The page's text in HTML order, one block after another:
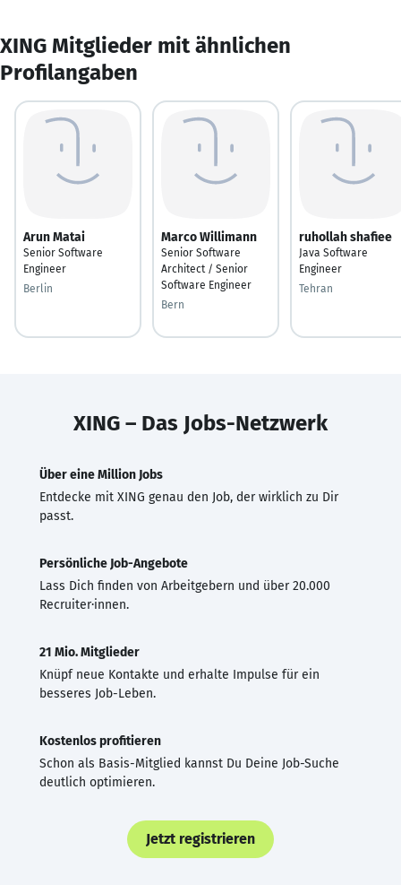
XING Mitglieder mit ähnlichen
Profilangaben
Arun Matai
Senior Software
Engineer
Berlin
Marco Willimann
Senior Software
Architect / Senior
Software Engineer
Bern
ruhollah shafiee
Java Software
Engineer
Tehran
XING – Das Jobs-Netzwerk
Über eine Million Jobs
Entdecke mit XING genau den Job, der wirklich zu Dir
passt.
Persönliche Job-Angebote
Lass Dich finden von Arbeitgebern und über 20.000
Recruiter·innen.
21 Mio. Mitglieder
Knüpf neue Kontakte und erhalte Impulse für ein
besseres Job-Leben.
Kostenlos profitieren
Schon als Basis-Mitglied kannst Du Deine Job-Suche
deutlich optimieren.
Jetzt registrieren